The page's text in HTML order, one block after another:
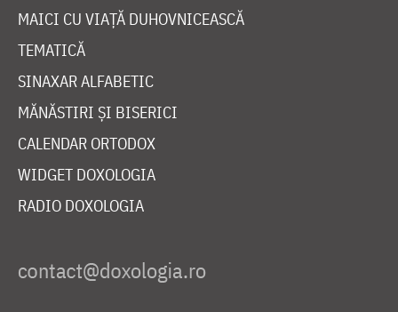
MAICI CU VIAȚĂ DUHOVNICEASCĂ
TEMATICĂ
SINAXAR ALFABETIC
MĂNĂSTIRI ȘI BISERICI
CALENDAR ORTODOX
WIDGET DOXOLOGIA
RADIO DOXOLOGIA